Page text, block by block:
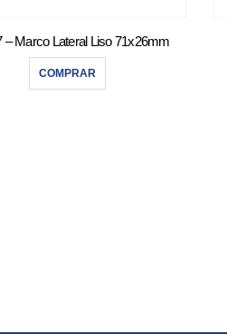
– Marco Lateral Liso 71x26mm
COMPRAR